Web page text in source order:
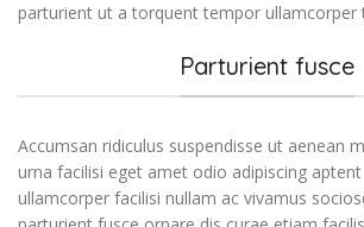
parturient ut a torquent tempor ullamcorper
Parturient fusce
Accumsan ridiculus suspendisse ut aenean
urna facilisi eget amet odio adipiscing
ullamcorper facilisi nullam ac vivamus